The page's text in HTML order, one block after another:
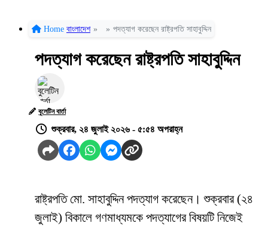
Home বাংলাদেশ » » পদত্যাগ করেছেন রাষ্ট্রপতি সাহাবুদ্দিন
পদত্যাগ করেছেন রাষ্ট্রপতি সাহাবুদ্দিন
বুলেটিন বার্তা
শুক্রবার, ২৪ জুলাই ২০২৬ - ৫:৫৪ অপরাহ্ন
রাষ্ট্রপতি মো. সাহাবুদ্দিন পদত্যাগ করেছেন। শুক্রবার (২৪
জুলাই) বিকালে গণমাধ্যমকে পদত্যাগের বিষয়টি নিজেই